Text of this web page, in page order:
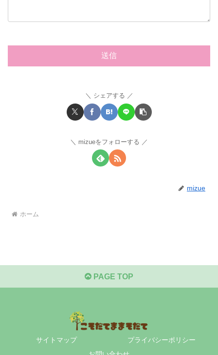
シェアする
mizueをフォローする
mizue
ホーム
PAGE TOP
サイトマップ
プライバシーポリシー